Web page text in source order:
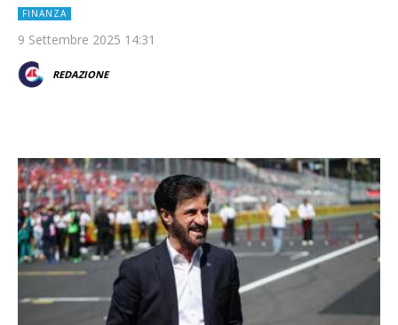
FINANZA
9 Settembre 2025 14:31
REDAZIONE